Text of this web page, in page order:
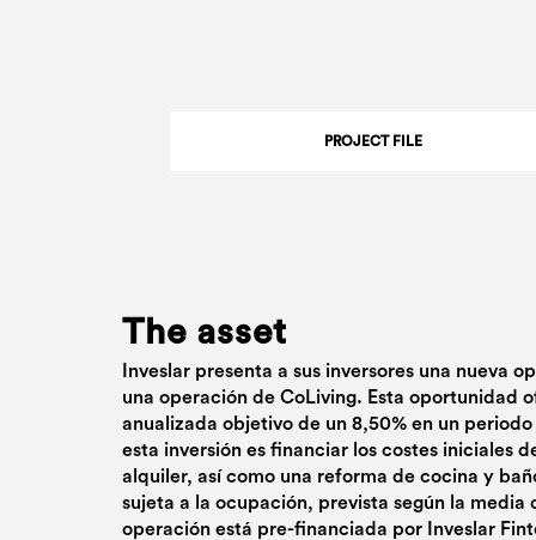
PROJECT FILE
The asset
Inveslar presenta a sus inversores una nueva
una operación de CoLiving. Esta oportunidad
anualizada objetivo de un 8,50% en un
esta inversión es financiar los costes iniciales
alquiler, así como una reforma de cocina y
sujeta a la ocupación, prevista según la media
operación está pre-financiada por Inveslar